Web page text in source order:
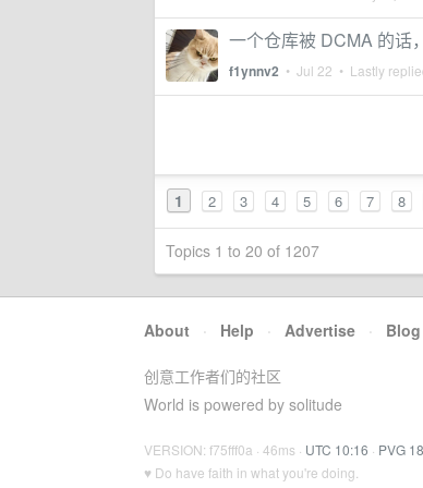
一个仓库被 DCMA 的话
f1ynnv2 • Jul 22 • Lastly
1 2 3 4 5 6 7 8
Topics 1 to 20 of 1207
About · Help · Advertise · Blog
创意工作者们的社区
World is powered by solitude
VERSION: f75fff0a · 46ms · UTC 10:16 · PVG
♥ Do have faith in what you're doing.